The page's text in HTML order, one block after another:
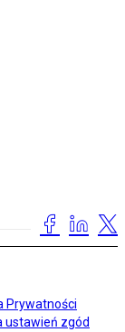
Prywatności
ustawień zgód